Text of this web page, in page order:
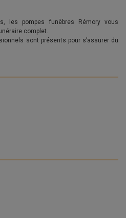
les pompes funèbres Rémory vous
complet.
sont présents pour s’assurer du